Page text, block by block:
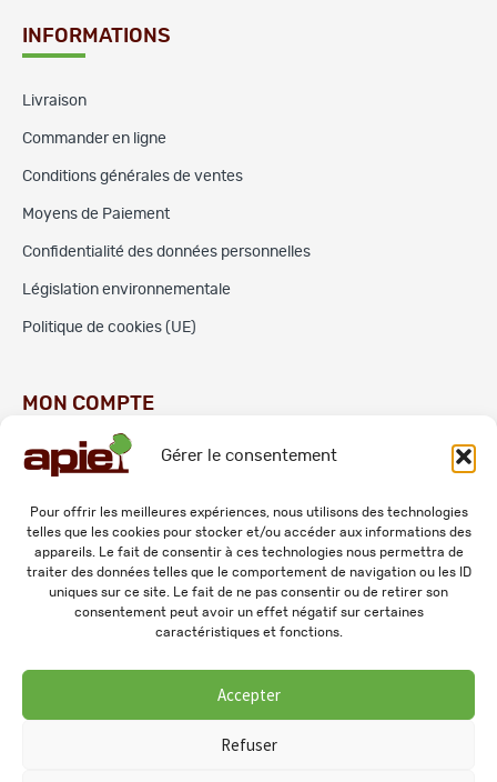
Gérer le consentement
Pour offrir les meilleures expériences, nous utilisons des technologies
telles que les cookies pour stocker et/ou accéder aux informations des
appareils. Le fait de consentir à ces technologies nous permettra de
traiter des données telles que le comportement de navigation ou les ID
uniques sur ce site. Le fait de ne pas consentir ou de retirer son
consentement peut avoir un effet négatif sur certaines
caractéristiques et fonctions.
Accepter
Refuser
INFORMATIONS
Livraison
Commander en ligne
Conditions générales de ventes
Moyens de Paiement
Confidentialité des données personnelles
Législation environnementale
Politique de cookies (UE)
MON COMPTE
Commandes
Adresses
Mes informations personnelles
© 2026 APIE. Tous droits réservés.